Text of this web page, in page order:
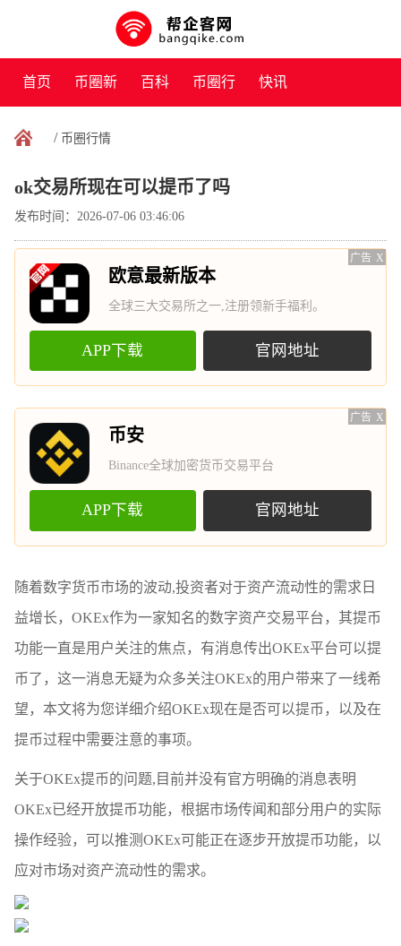
首页 币圈新
闻
百科 币圈行 快讯
/ 币圈行情
ok交易所现在可以提币了吗
发布时间：2026-07-06 03:46:06
广告 X
欧意最新版本
全球三大交易所之一,注册领新手福利。
APP下载 官网地址
广告 X
币安
Binance全球加密货币交易平台
APP下载 官网地址
随着数字货币市场的波动,投资者对于资产流动性的需求日
益增长，OKEx作为一家知名的数字资产交易平台，其提币
功能一直是用户关注的焦点，有消息传出OKEx平台可以提
币了，这一消息无疑为众多关注OKEx的用户带来了一线希
望，本文将为您详细介绍OKEx现在是否可以提币，以及在
提币过程中需要注意的事项。
关于OKEx提币的问题,目前并没有官方明确的消息表明
OKEx已经开放提币功能，根据市场传闻和部分用户的实际
操作经验，可以推测OKEx可能正在逐步开放提币功能，以
应对市场对资产流动性的需求。